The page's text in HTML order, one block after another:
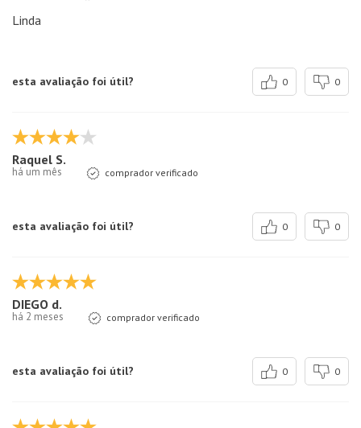
Linda
esta avaliação foi útil? 0 0
Raquel S.
há um mês comprador verificado
esta avaliação foi útil? 0 0
DIEGO d.
há 2 meses comprador verificado
esta avaliação foi útil? 0 0